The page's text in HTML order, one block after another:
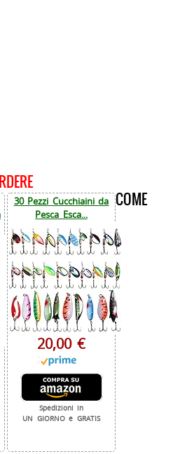
30 Pezzi Cucchiaini da
Pesca Esca...
20,00 €
Spedizioni in
UN GIORNO e GRATIS
COME